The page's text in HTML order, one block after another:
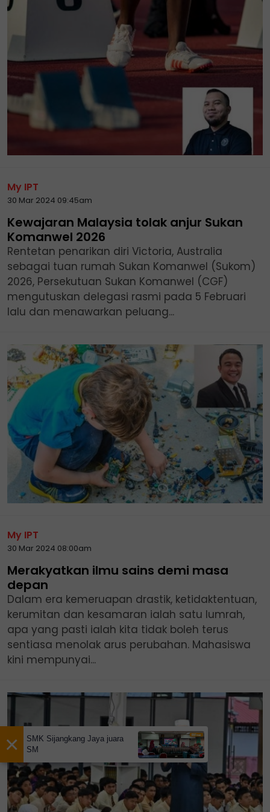
My IPT
30 Mar 2024 09:45am
Kewajaran Malaysia tolak anjur Sukan
Komanwel 2026
Rentetan penarikan diri Victoria, Australia
sebagai tuan rumah Sukan Komanwel (Sukom)
2026, Persekutuan Sukan Komanwel (CGF)
mengutuskan delegasi rasmi pada 5 Februari
lalu dan menawarkan peluang...
My IPT
30 Mar 2024 08:00am
Merakyatkan ilmu sains demi masa
depan
Dalam era kemeruapan drastik, ketidaktentuan,
kerumitan dan kesamaran ialah satu lumrah,
apa yang pasti ialah kita tidak boleh terus
sentiasa menolak arus perubahan. Mahasiswa
kini mempunyai...
×
SMK Sijangkang Jaya juara
SM